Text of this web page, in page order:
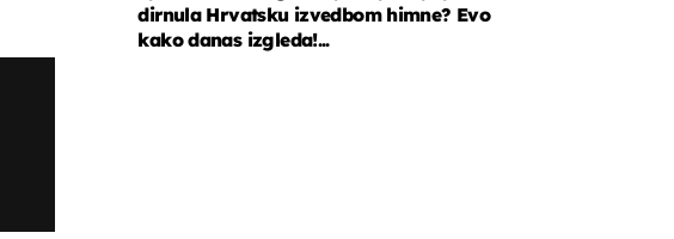
dirnula Hrvatsku izvedbom himne? Evo
kako danas izgleda!...